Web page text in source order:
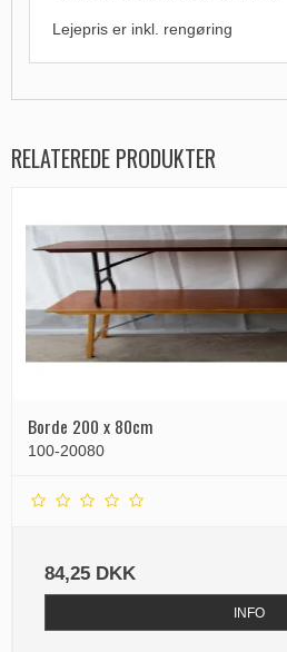
Lejepris er inkl. rengøring
RELATEREDE PRODUKTER
Borde 200 x 80cm
100-20080
84,25 DKK
INFO